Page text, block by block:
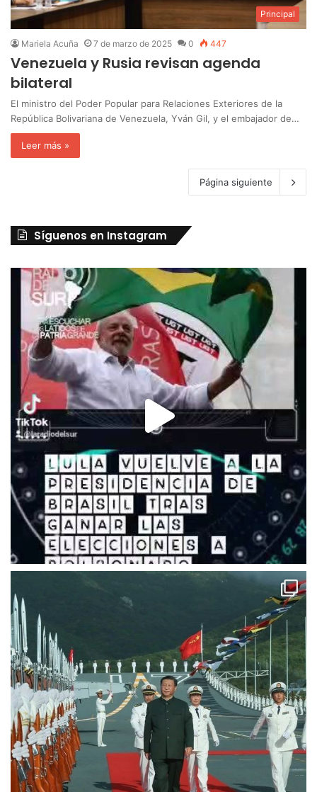
Principal
Mariela Acuña 7 de marzo de 2025 0 447
Venezuela y Rusia revisan agenda
bilateral
El ministro del Poder Popular para Relaciones Exteriores de la
República Bolivariana de Venezuela, Yván Gil, y el embajador de…
Leer más »
Página siguiente
Síguenos en Instagram